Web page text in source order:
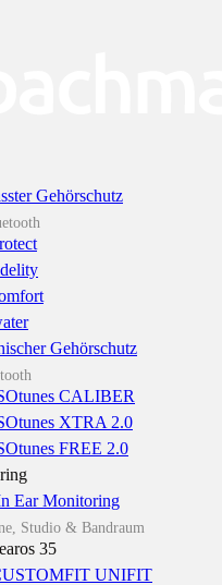
Gehörschutz
Gehörschutz
CALIBER
XTRA 2.0
FREE 2.0
Ear Monitoring
Studio & Bandraum
35
UNIFIT